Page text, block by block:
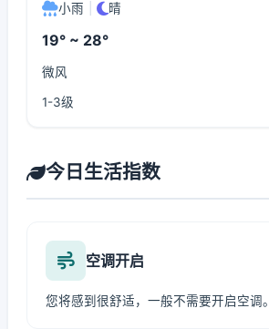
小雨 晴
19° ~ 28°
微风
1-3级
今日生活指数
空调开启
您将感到很舒适，一般不需要开启空调。